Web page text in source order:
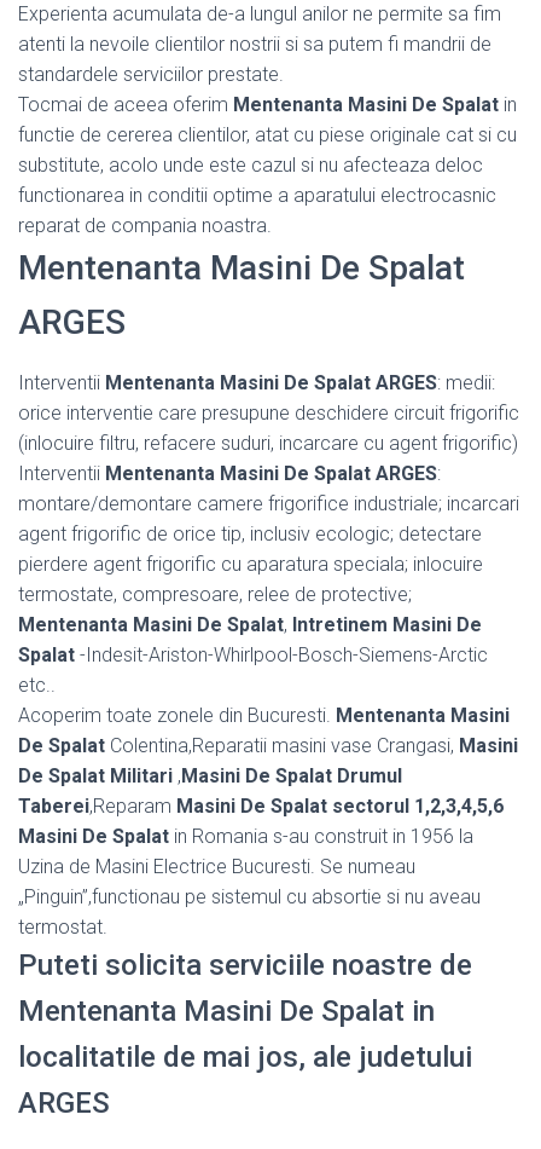
Experienta acumulata de-a lungul anilor ne permite sa fim
atenti la nevoile clientilor nostrii si sa putem fi mandrii de
standardele serviciilor prestate.
Tocmai de aceea oferim Mentenanta Masini De Spalat in
functie de cererea clientilor, atat cu piese originale cat si cu
substitute, acolo unde este cazul si nu afecteaza deloc
functionarea in conditii optime a aparatului electrocasnic
reparat de compania noastra.
Mentenanta Masini De Spalat
ARGES
Interventii Mentenanta Masini De Spalat ARGES: medii:
orice interventie care presupune deschidere circuit frigorific
(inlocuire filtru, refacere suduri, incarcare cu agent frigorific)
Interventii Mentenanta Masini De Spalat ARGES:
montare/demontare camere frigorifice industriale; incarcari
agent frigorific de orice tip, inclusiv ecologic; detectare
pierdere agent frigorific cu aparatura speciala; inlocuire
termostate, compresoare, relee de protective;
Mentenanta Masini De Spalat, Intretinem Masini De
Spalat -Indesit-Ariston-Whirlpool-Bosch-Siemens-Arctic
etc..
Acoperim toate zonele din Bucuresti. Mentenanta Masini
De Spalat Colentina,Reparatii masini vase Crangasi, Masini
De Spalat Militari ,Masini De Spalat Drumul
Taberei,Reparam Masini De Spalat sectorul 1,2,3,4,5,6
Masini De Spalat in Romania s-au construit in 1956 la
Uzina de Masini Electrice Bucuresti. Se numeau
„Pinguin”,functionau pe sistemul cu absortie si nu aveau
termostat.
Puteti solicita serviciile noastre de
Mentenanta Masini De Spalat in
localitatile de mai jos, ale judetului
ARGES